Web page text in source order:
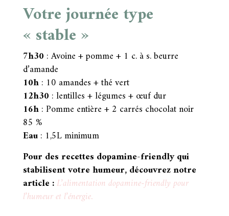
Votre journée type
« stable »
7h30 : Avoine + pomme + 1 c. à s. beurre
d’amande
10h: 10 amandes + thé vert
12h30 : lentilles + légumes + œuf dur
16h: Pomme entière + 2 carrés chocolat noir
85 %
Eau: 1,5L minimum
Pour des recettes dopamine-friendly qui
stabilisent votre humeur, découvrez notre
article :L’alimentation dopamine-friendly pour
l’humeur et l’énergie.